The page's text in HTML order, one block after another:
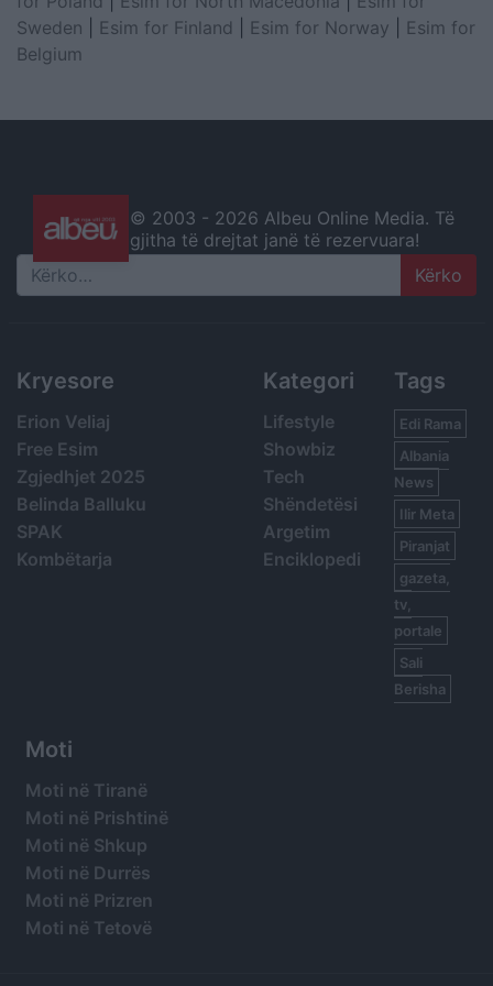
Sweden
Esim for Finland Esim for Norway
Esim for
Belgium
© 2003 - 2026 Albeu Online Media. Të
gjitha të drejtat janë të rezervuara!
Search
Kryesore
Erion Veliaj
Free Esim
Zgjedhjet 2025
Belinda Balluku
SPAK
Kombëtarja
Kategori
Lifestyle
Showbiz
Tech
Shëndetësi
Argetim
Enciklopedi
Tags
Edi Rama
Albania
News
Ilir Meta
Piranjat
gazeta,
tv,
portale
Sali
Berisha
Moti
Moti në Tiranë
Moti në Prishtinë
Moti në Shkup
Moti në Durrës
Moti në Prizren
Moti në Tetovë